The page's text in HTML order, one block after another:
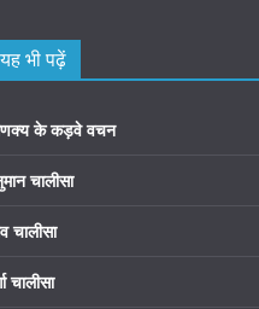
यह भी पढ़ें
के कड़वे वचन
चालीसा
चालीसा
चालीसा